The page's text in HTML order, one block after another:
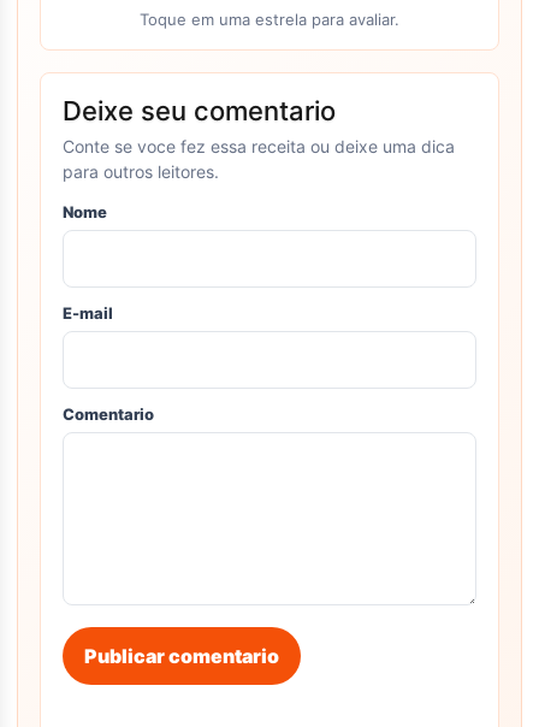
Toque em uma estrela para avaliar.
Deixe seu comentario
Conte se voce fez essa receita ou deixe uma dica
para outros leitores.
Nome
E-mail
Comentario
Publicar comentario